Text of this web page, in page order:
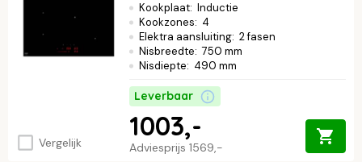
Vergelijk
Kookplaat: Inductie
Kookzones: 4
Elektra aansluiting: 2 fasen
Nisbreedte: 750 mm
Nisdiepte: 490 mm
Leverbaar
Adviesprijs 1569,-
1003,-